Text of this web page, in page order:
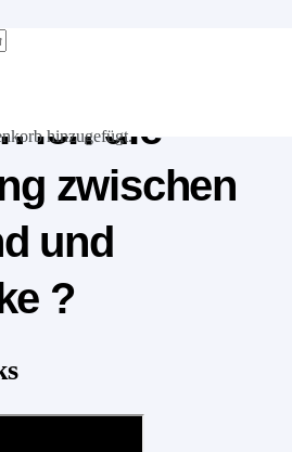
hinzugefügt.
Wie
ich die
zwischen
und
?